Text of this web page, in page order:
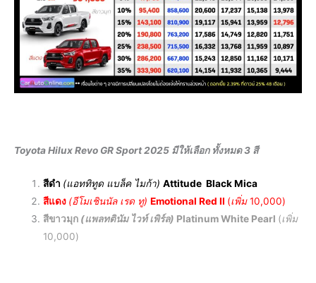
Toyota Hilux Revo GR Sport 2025 มีให้เลือก ทั้งหมด 3 สี
สีดำ (แอททิทูด แบล็ค ไมก้า)Attitude Black Mica
สีแดง (อีโมเชินนัล เรด ทู)Emotional Red II (เพิ่ม 10,000)
สีขาวมุก (แพลทตินัม ไวท์ เพิร์ล) Platinum White Pearl (เพิ่ม
10,000)